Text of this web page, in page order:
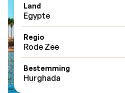
Land
Egypte
Regio
Rode Zee
Bestemming
Hurghada